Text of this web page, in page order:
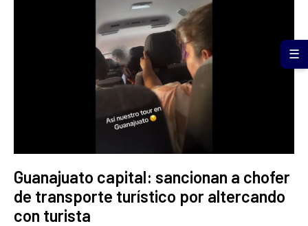
Guanajuato capital: sancionan a chofer
de transporte turístico por altercando
con turista
☰